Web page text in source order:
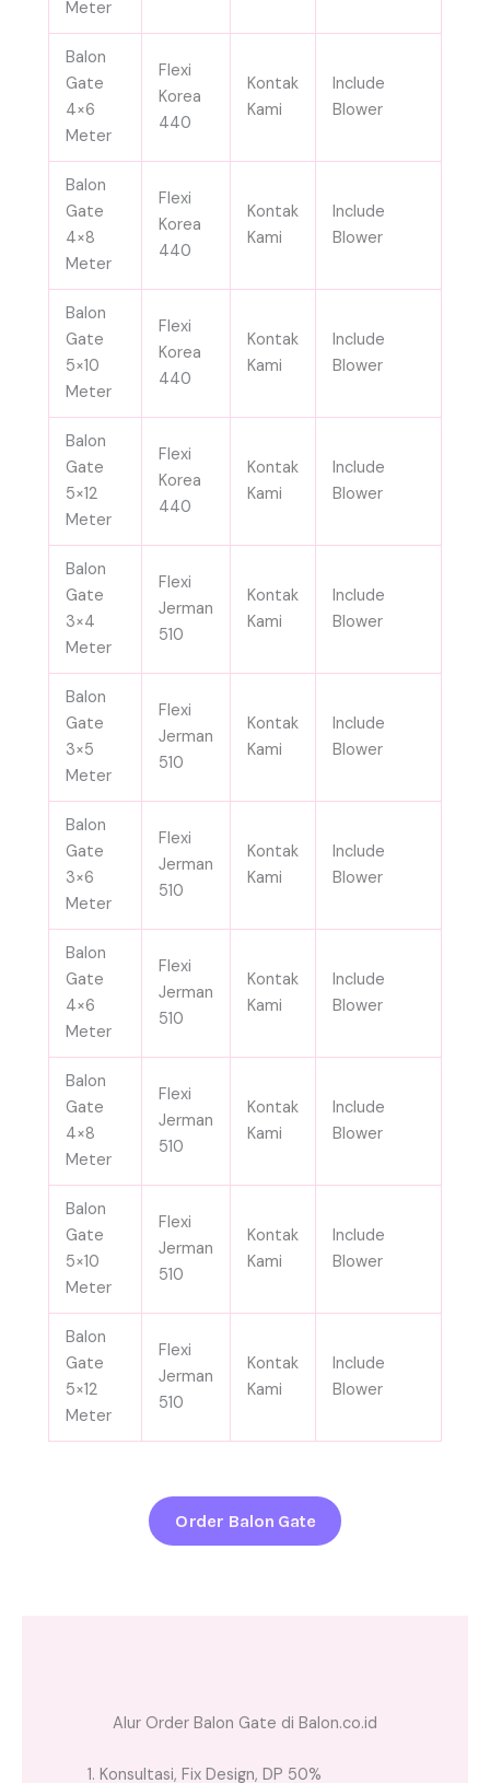
Meter
Balon
Gate
4×6
Meter
Flexi
Korea
440
Kontak
Kami
Include
Blower
Balon
Gate
4×8
Meter
Flexi
Korea
440
Kontak
Kami
Include
Blower
Balon
Gate
5×10
Meter
Flexi
Korea
440
Kontak
Kami
Include
Blower
Balon
Gate
5×12
Meter
Flexi
Korea
440
Kontak
Kami
Include
Blower
Balon
Gate
3×4
Meter
Flexi
Jerman
510
Kontak
Kami
Include
Blower
Balon
Gate
3×5
Meter
Flexi
Jerman
510
Kontak
Kami
Include
Blower
Balon
Gate
3×6
Meter
Flexi
Jerman
510
Kontak
Kami
Include
Blower
Balon
Gate
4×6
Meter
Flexi
Jerman
510
Kontak
Kami
Include
Blower
Balon
Gate
4×8
Meter
Flexi
Jerman
510
Kontak
Kami
Include
Blower
Balon
Gate
5×10
Meter
Flexi
Jerman
510
Kontak
Kami
Include
Blower
Balon
Gate
5×12
Meter
Flexi
Jerman
510
Kontak
Kami
Include
Blower
Order Balon Gate
Alur Order Balon Gate di Balon.co.id
1. Konsultasi, Fix Design, DP 50%